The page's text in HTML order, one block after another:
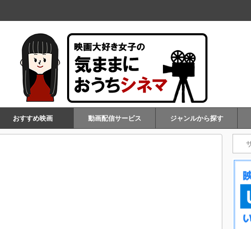
おすすめ映画 動画配信サービス ジャンルから探す